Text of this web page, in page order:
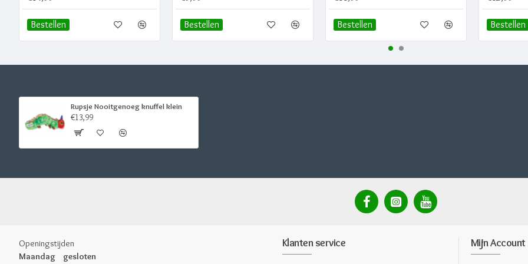
Bestellen Bestellen Bestellen Bestellen
Rupsje Nooitgenoeg knuffel klein
€13,99
Openingstijden
Maandag
gesloten
Klanten service Mijn Account